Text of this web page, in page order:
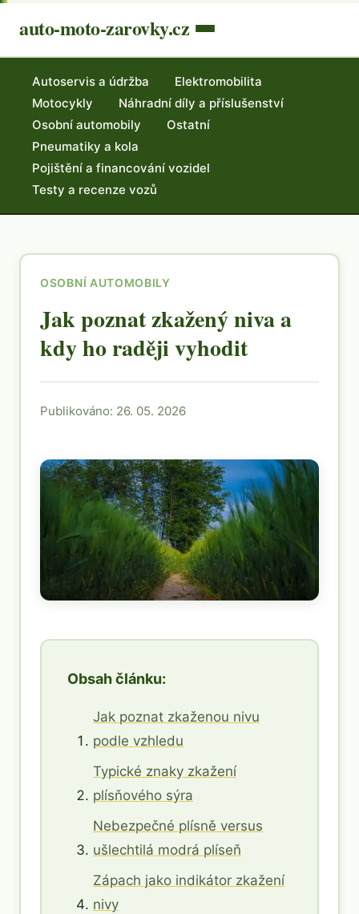
auto-moto-zarovky.cz
Autoservis a údržba
Elektromobilita
Motocykly
Náhradní díly a příslušenství
Osobní automobily
Ostatní
Pneumatiky a kola
Pojištění a financování vozidel
Testy a recenze vozů
OSOBNÍ AUTOMOBILY
Jak poznat zkažený niva a
kdy ho raději vyhodit
Publikováno: 26. 05. 2026
Obsah článku:
Jak poznat zkaženou nivu
podle vzhledu
Typické znaky zkažení
plísňového sýra
Nebezpečné plísně versus
ušlechtilá modrá plíseň
Zápach jako indikátor zkažení
nivy